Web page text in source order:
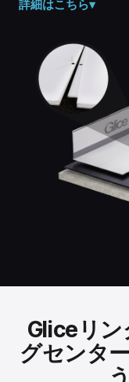
詳細はこちら▾
固体ポリマー、氷
合成氷は、設計さ
た固体表面です。
囲温度であり、決
標準的なスケート
冷却式リンクで使
きます。改造は不
氷のスケート速度
自己改善する表面。
焼結パネルは、ブ
Gliceリ
グセンタ